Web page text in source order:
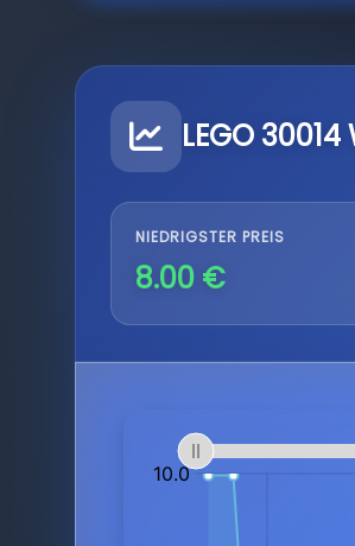
LEGO
NIEDRIGSTER PREIS
8.00 €